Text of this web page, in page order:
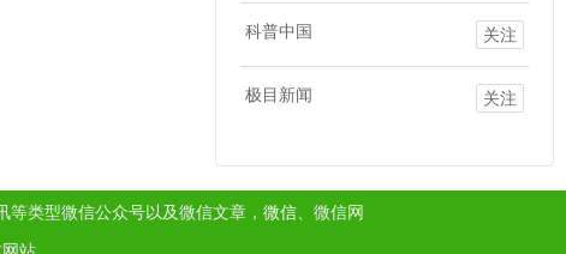
科普中国 关注
极目新闻 关注
类型微信公众号以及微信文章， 微信 、微信网
站。